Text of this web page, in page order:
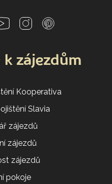
zájezdům
Kooperativa
Slavia
zájezdů
zájezdů
zájezdů
pokoje